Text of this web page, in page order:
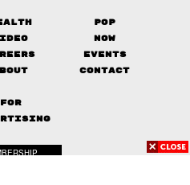
Pop
Now
Events
Contact
FOR